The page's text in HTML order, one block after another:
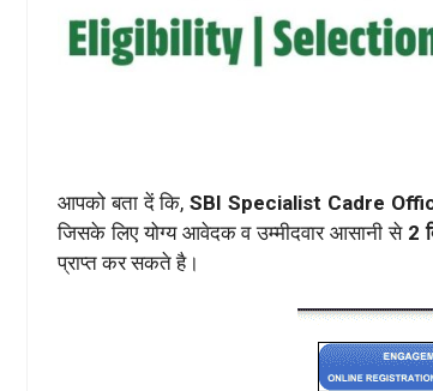
आपको बता दें कि,SBI Specialist Cadre
जिसके लिए योग्य आवेदक व उम्मीदवार आसानी से 2
प्राप्त कर सकते है।